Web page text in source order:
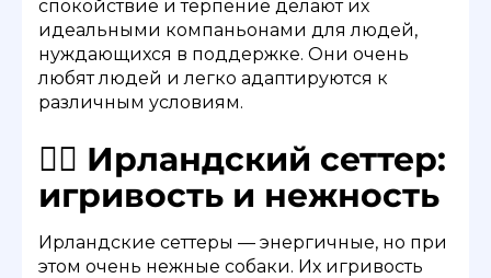
спокойствие и терпение делают их
идеальными компаньонами для людей,
нуждающихся в поддержке. Они очень
любят людей и легко адаптируются к
различным условиям.
🐕‍🦺 Ирландский сеттер:
игривость и нежность
Ирландские сеттеры — энергичные, но при
этом очень нежные собаки. Их игривость